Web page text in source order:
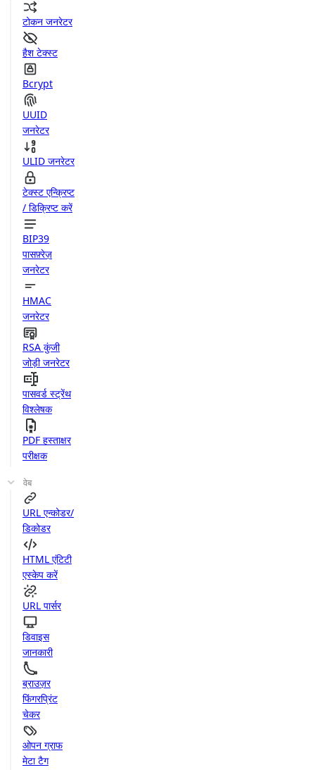
टोकन जनरेटर
हैश टेक्स्ट
Bcrypt
UUID
जनरेटर
ULID जनरेटर
टेक्स्ट एन्क्रिप्ट
/ डिक्रिप्ट करें
BIP39
पासफ़्रेज़
जनरेटर
HMAC
जनरेटर
RSA कुंजी
जोड़ी जनरेटर
पासवर्ड स्ट्रेंथ
विश्लेषक
PDF हस्ताक्षर
परीक्षक
वेब
URL एन्कोडर/
डिकोडर
HTML एंटिटी
एस्केप करें
URL पार्सर
डिवाइस
जानकारी
ब्राउज़र
फिंगरप्रिंट
चेकर
ओपन ग्राफ
मेटा टैग